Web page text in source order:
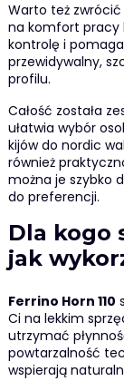
Warto też
na komfort pracy
kontrolę i
przewidywalny,
profilu.
Całość została
ułatwia wybór
kijów do nordic
również
można je szybko
do preferencji.
Dla kogo
jak
Ferrino Horn 110
Ci na lekkim
utrzymać
powtarzalność
wspierają